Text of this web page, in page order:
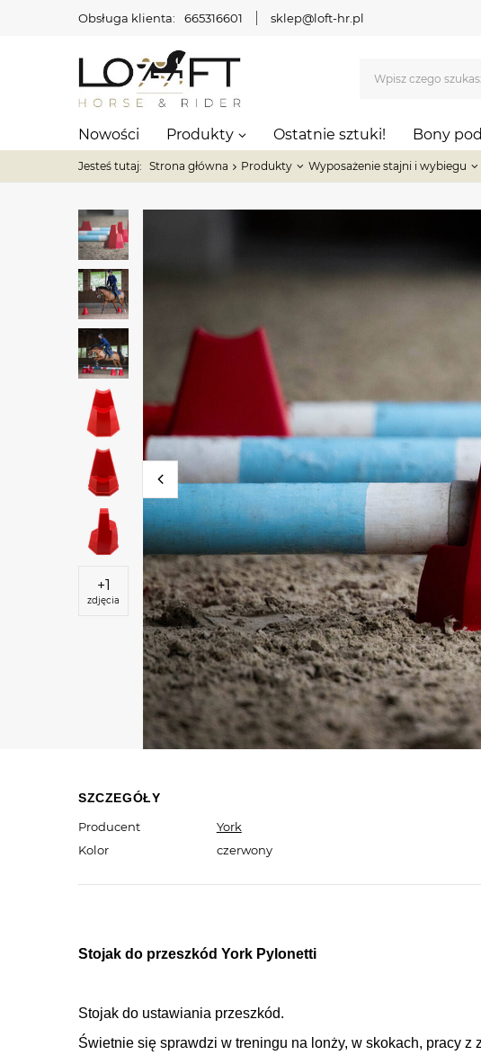
Obsługa klienta: 665316601 sklep@loft-hr.pl
Nowości Produkty Ostatnie sztuki! Bony
Jesteś tutaj: Strona główna Produkty Wyposażenie stajni i wybiegu
+1
zdjęcia
SZCZEGÓŁY
Producent
York
Kolor
czerwony
Stojak do przeszkód York Pylonetti
Stojak do ustawiania przeszkód.
Świetnie się sprawdzi w treningu na lonży, w skokach, pracy z